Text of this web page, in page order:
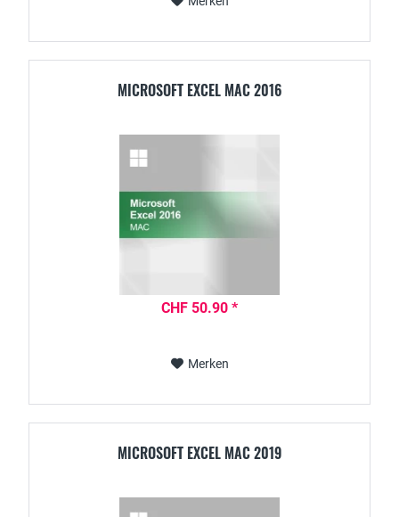
MICROSOFT EXCEL MAC 2016
CHF 50.90 *
Merken
MICROSOFT EXCEL MAC 2019